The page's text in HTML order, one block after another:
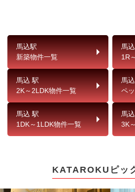
馬込駅
新築物件一覧
馬
1R
馬込 駅
2K～2LDK物件一覧
馬
ペ
馬込 駅
1DK～1LDK物件一覧
馬
3K
KATAROKUピッ